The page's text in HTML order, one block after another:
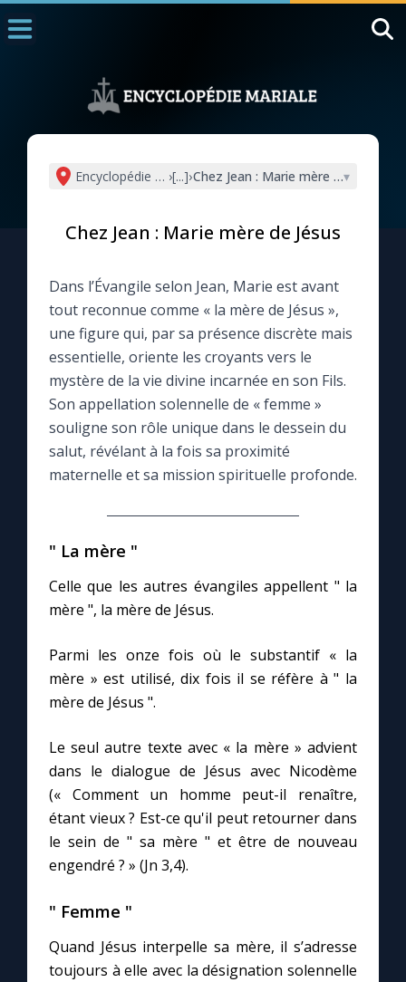
L'actualité de la semaine
La chaîne Youtube
La newsletter
La vidéo de la semaine
Le compte Tiktok
Le site internet
Questions-réponses
Prier au quotidien
Avec Thérèse de Lisieux
L'Évangile chaque jour
Les premiers samedis du mois
Marie qui défait les nœuds
Me consacrer à Jésus par Marie
Mes intentions de prière
Encyclopédie mariale
›[...]›Chez Jean : Marie mère de Jésus
▾
Chez Jean : Marie mère de Jésus
Dans l’Évangile selon Jean, Marie est avant
tout reconnue comme « la mère de Jésus »,
une figure qui, par sa présence discrète mais
essentielle, oriente les croyants vers le
mystère de la vie divine incarnée en son Fils.
Son appellation solennelle de « femme »
souligne son rôle unique dans le dessein du
salut, révélant à la fois sa proximité
maternelle et sa mission spirituelle profonde.
" La mère "
Celle que les autres évangiles appellent " la
mère ", la mère de Jésus.
Parmi les onze fois où le substantif « la
mère » est utilisé, dix fois il se réfère à " la
mère de Jésus ".
Le seul autre texte avec « la mère » advient
dans le dialogue de Jésus avec Nicodème
(« Comment un homme peut-il renaître,
étant vieux ? Est-ce qu'il peut retourner dans
le sein de " sa mère " et être de nouveau
engendré ? » (Jn 3,4).
" Femme "
Quand Jésus interpelle sa mère, il s’adresse
toujours à elle avec la désignation solennelle